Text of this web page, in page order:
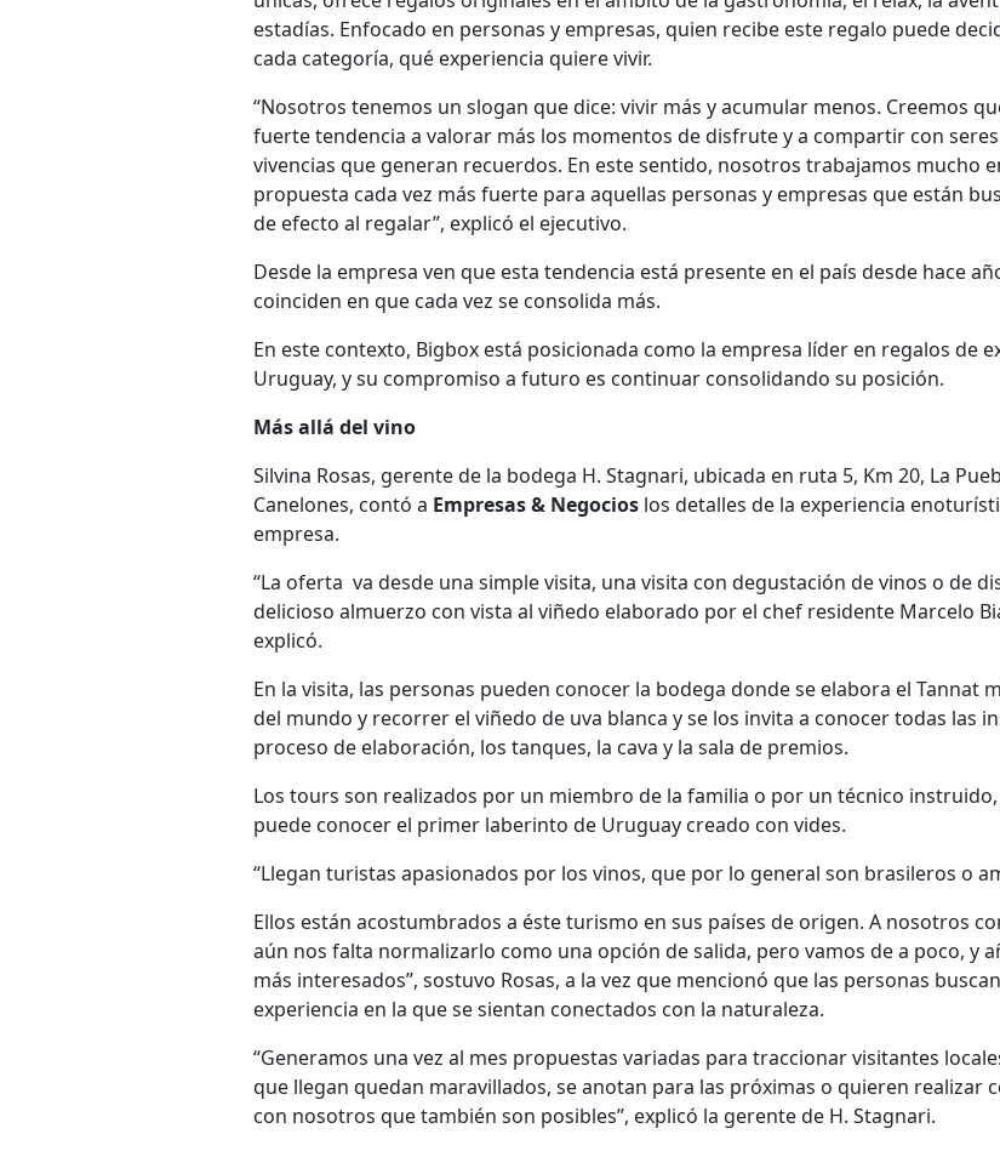
estadías. Enfocado en personas y empresas, quien recibe este regalo puede
cada categoría, qué experiencia quiere vivir.
“Nosotros tenemos un slogan que dice: vivir más y acumular menos. Creemos
fuerte tendencia a valorar más los momentos de disfrute y a compartir con
vivencias que generan recuerdos. En este sentido, nosotros trabajamos mucho
propuesta cada vez más fuerte para aquellas personas y empresas que están
de efecto al regalar”, explicó el ejecutivo.
Desde la empresa ven que esta tendencia está presente en el país desde hace
coinciden en que cada vez se consolida más.
En este contexto, Bigbox está posicionada como la empresa líder en regalos de
Uruguay, y su compromiso a futuro es continuar consolidando su posición.
Más allá del vino
Silvina Rosas, gerente de la bodega H. Stagnari, ubicada en ruta 5, Km 20, La
Canelones, contó a Empresas & Negocios los detalles de la experiencia
empresa.
“La oferta va desde una simple visita, una visita con degustación de vinos o de
delicioso almuerzo con vista al viñedo elaborado por el chef residente Marcelo
explicó.
En la visita, las personas pueden conocer la bodega donde se elabora el Tannat
del mundo y recorrer el viñedo de uva blanca y se los invita a conocer todas las
proceso de elaboración, los tanques, la cava y la sala de premios.
Los tours son realizados por un miembro de la familia o por un técnico
puede conocer el primer laberinto de Uruguay creado con vides.
“Llegan turistas apasionados por los vinos, que por lo general son brasileros o
Ellos están acostumbrados a éste turismo en sus países de origen. A nosotros
aún nos falta normalizarlo como una opción de salida, pero vamos de a poco, y
más interesados”, sostuvo Rosas, a la vez que mencionó que las personas
experiencia en la que se sientan conectados con la naturaleza.
“Generamos una vez al mes propuestas variadas para traccionar visitantes
que llegan quedan maravillados, se anotan para las próximas o quieren realizar
con nosotros que también son posibles”, explicó la gerente de H. Stagnari.